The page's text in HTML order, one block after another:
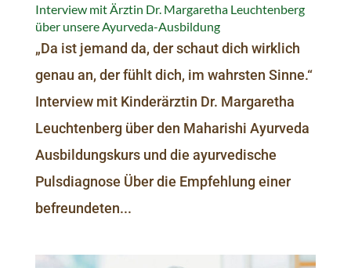
Interview mit Ärztin Dr. Margaretha Leuchtenberg
über unsere Ayurveda-Ausbildung
„Da ist jemand da, der schaut dich wirklich
genau an, der fühlt dich, im wahrsten Sinne.“
Interview mit Kinderärztin Dr. Margaretha
Leuchtenberg über den Maharishi Ayurveda
Ausbildungskurs und die ayurvedische
Pulsdiagnose Über die Empfehlung einer
befreundeten...